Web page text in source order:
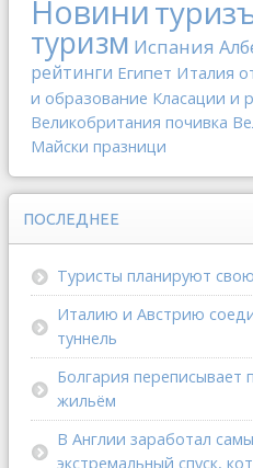
Новини
туризм Испания
рейтинги Египет Италия
и образование Класации и
Великобритания почивка
Майски празници
ПОСЛЕДНЕЕ
Туристы планируют
Италию и Австрию
туннель
Болгария переписывает
жильём
В Англии заработал
экстремальный спуск,